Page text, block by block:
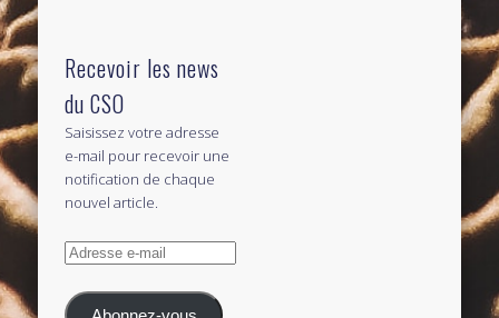
Recevoir les news
du CSO
Saisissez votre adresse
e-mail pour recevoir une
notification de chaque
nouvel article.
Adresse
mail